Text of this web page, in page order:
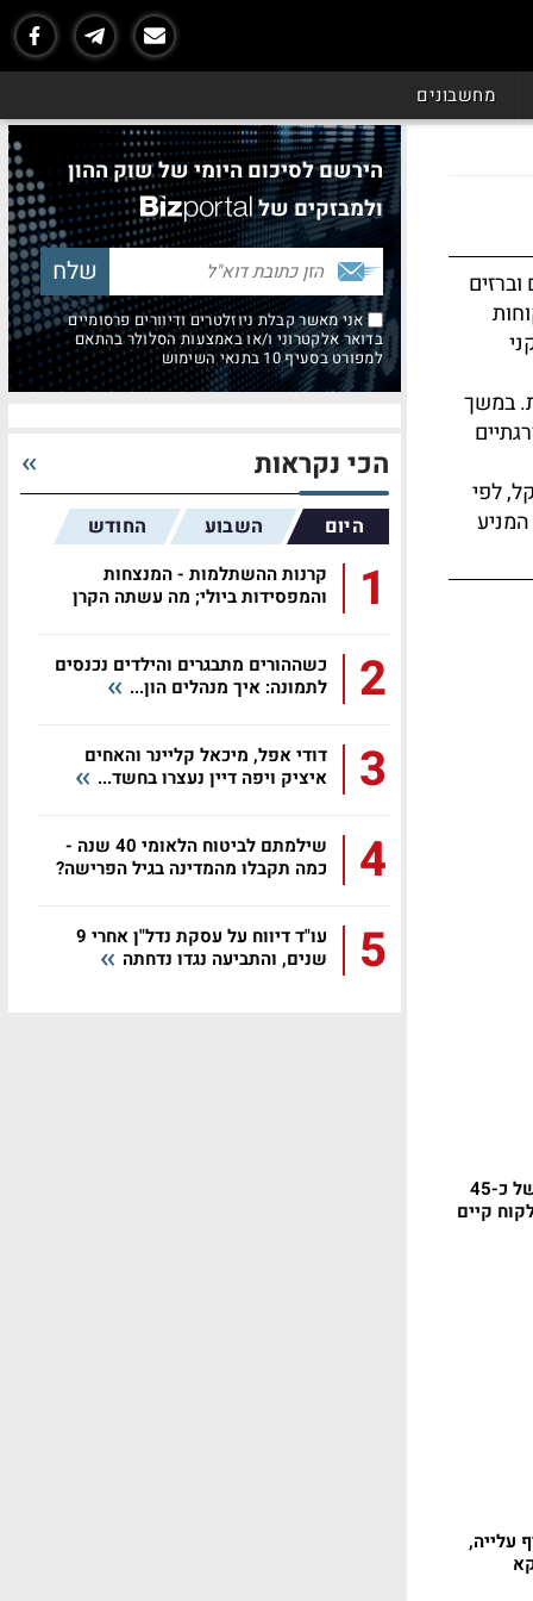
מחשבונים
במשך
האמריקאית תמורת כ-900 מיליון שקל, לפי
המלט: תוספת הזמנות של כ-45
קיים
עלייה,
הירשם לסיכום היומי של שוק ההון
ולמבזקים של
אני מאשר קבלת ניוזלטרים ודיוורים פרסומיים
בדואר אלקטרוני ו/או באמצעות הסלולר בהתאם
למפורט בסעיף 10 בתנאי השימוש
הכי נקראות
היום השבוע החודש
1
קרנות ההשתלמות - המנצחות
והמפסידות ביולי; מה עשתה הקרן
2
כשההורים מתבגרים והילדים נכנסים
לתמונה: איך מנהלים הון...
3
דודי אפל, מיכאל קליינר והאחים
איציק ויפה דיין נעצרו בחשד...
4
שילמתם לביטוח הלאומי 40 שנה -
כמה תקבלו מהמדינה בגיל הפרישה?
5
עו"ד דיווח על עסקת נדל"ן אחרי 9
שנים, והתביעה נגדו נדחתה